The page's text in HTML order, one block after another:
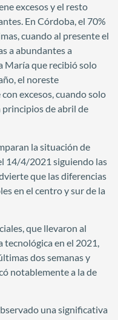
excesos y el resto
En Córdoba, el 70%
cuando al presente el
a abundantes a
María que recibió solo
el noreste
excesos, cuando solo
de abril de
la situación de
14/4/2021 siguiendo las
que las diferencias
en el centro y sur de la
que llevaron al
tecnológica en el 2021,
dos semanas y
notablemente a la de
una significativa